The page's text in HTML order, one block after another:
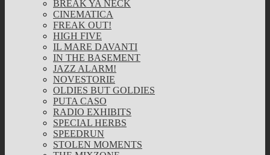
BREAK YA NECK
CINEMATICA
FREAK OUT!
HIGH FIVE
IL MARE DAVANTI
IN THE BASEMENT
JAZZ ALARM!
NOVESTORIE
OLDIES BUT GOLDIES
PUTA CASO
RADIO EXHIBITS
SPECIAL HERBS
SPEEDRUN
STOLEN MOMENTS